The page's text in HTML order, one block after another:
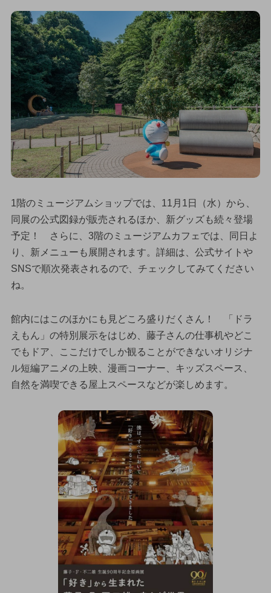
1階のミュージアムショップでは、11月1日（水）から、
同展の公式図録が販売されるほか、新グッズも続々登場
予定！ さらに、3階のミュージアムカフェでは、同日よ
り、新メニューも展開されます。詳細は、公式サイトや
SNSで順次発表されるので、チェックしてみてください
ね。
館内にはこのほかにも見どころ盛りだくさん！ 「ドラ
えもん」の特別展示をはじめ、藤子さんの仕事机やどこ
でもドア、ここだけでしか観ることができないオリジナ
ル短編アニメの上映、漫画コーナー、キッズスペース、
自然を満喫できる屋上スペースなどが楽しめます。